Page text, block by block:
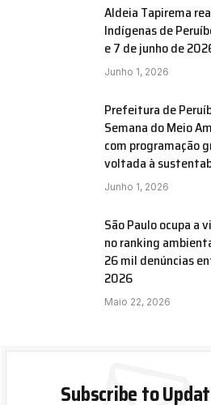
Aldeia Tapirema
Indígenas de
e 7 de junho de
Junho 1, 2026
Prefeitura de
Semana do Meio
com programação
voltada à
Junho 1, 2026
São Paulo ocupa a
no ranking
26 mil denúncias
2026
Maio 22, 2026
Subscribe to